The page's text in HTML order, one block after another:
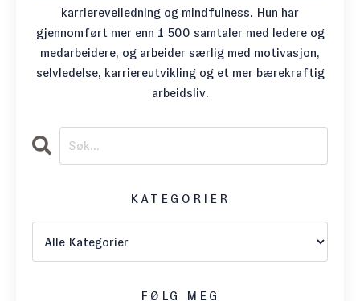
karriereveiledning og mindfulness. Hun har
gjennomført mer enn 1 500 samtaler med ledere og
medarbeidere, og arbeider særlig med motivasjon,
selvledelse, karriereutvikling og et mer bærekraftig
arbeidsliv.
KATEGORIER
FØLG MEG